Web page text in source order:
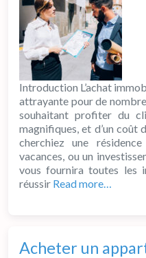
Introduction L’achat
attrayante pour de
souhaitant profiter du
magnifiques, et d’un coût
cherchiez une
vacances, ou un
vous fournira toutes les
réussir Read more…
Acheter un